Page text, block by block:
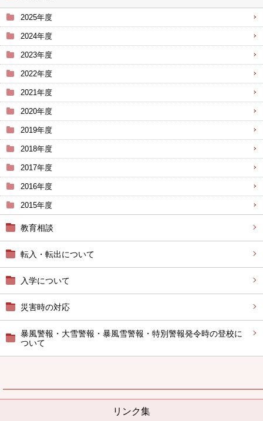
2025年度
2024年度
2023年度
2022年度
2021年度
2020年度
2019年度
2018年度
2017年度
2016年度
2015年度
教育相談
転入・転出について
入学について
災害時の対応
暴風警報・大雪警報・暴風雪警報・特別警報発令時の登校に
ついて
リンク集